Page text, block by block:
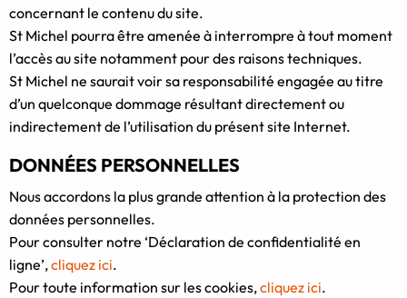
concernant le contenu du site.
St Michel pourra être amenée à interrompre à tout moment
l’accès au site notamment pour des raisons techniques.
St Michel ne saurait voir sa responsabilité engagée au titre
d’un quelconque dommage résultant directement ou
indirectement de l’utilisation du présent site Internet.
DONNÉES PERSONNELLES
Nous accordons la plus grande attention à la protection des
données personnelles.
Pour consulter notre ‘Déclaration de confidentialité en
ligne’,cliquez ici.
Pour toute information sur les cookies,cliquez ici.